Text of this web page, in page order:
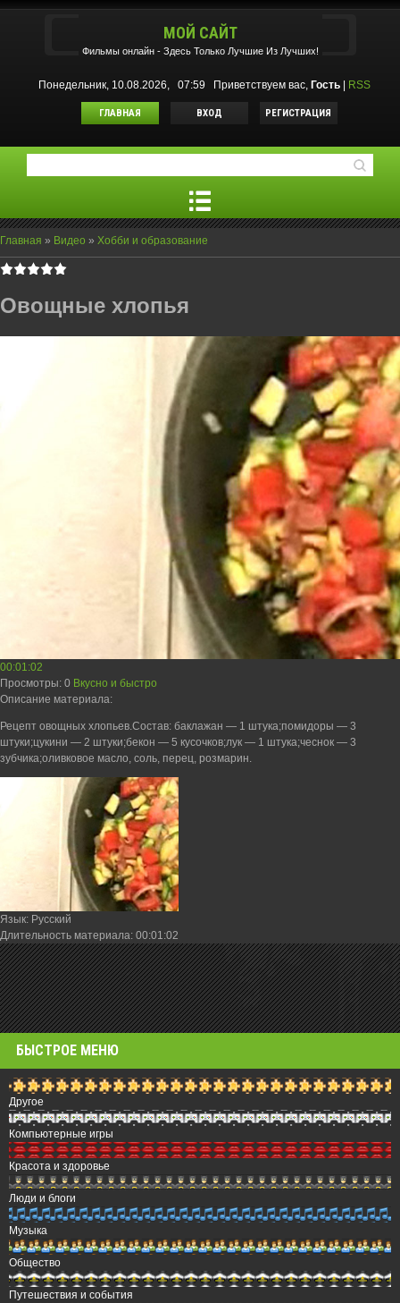
МОЙ САЙТ
Фильмы oнлайн - Здесь Только Лучшие Из Лучших!
Понедельник, 10.08.2026, 07:59 Приветствуем вас, Гость RSS
ГЛАВНАЯ ВХОД РЕГИСТРАЦИЯ
Главная » Видео » Хобби и образование
Овощные хлопья
00:01:02
Просмотры: 0 Вкусно и быстро
Описание материала:
Рецепт овощных хлопьев.Состав: баклажан — 1 штука;помидоры — 3
штуки;цукини — 2 штуки;бекон — 5 кусочков;лук — 1 штука;чеснок — 3
зубчика;оливковое масло, соль, перец, розмарин.
Язык: Русский
Длительность материала: 00:01:02
БЫСТРОЕ МЕНЮ
Другое
Компьютерные игры
Красота и здоровье
Люди и блоги
Музыка
Общество
Путешествия и события